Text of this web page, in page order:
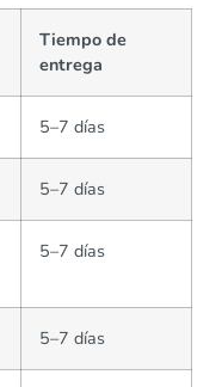
Tiempo de
entrega
5–7 días
5–7 días
5–7 días
5–7 días